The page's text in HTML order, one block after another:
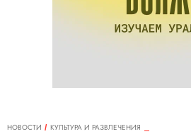
НОВОСТИ
КУЛЬТУРА И РАЗВЛЕЧЕНИЯ